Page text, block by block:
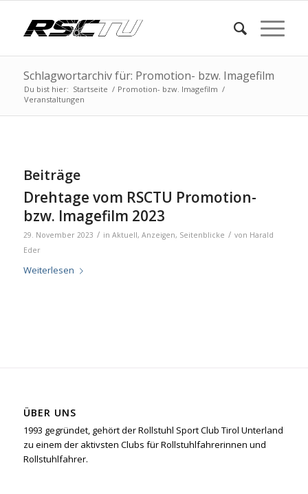
Schlagwortarchiv für: Promotion- bzw. Imagefilm
Du bist hier: Startseite / Promotion- bzw. Imagefilm /
Veranstaltungen
Beiträge
Drehtage vom RSCTU Promotion-
bzw. Imagefilm 2023
29. November 2023 / in Aktuell, Anzeigen, Seitenblicke / von Harald
Eder
Weiterlesen
ÜBER UNS
1993 gegründet, gehört der Rollstuhl Sport Club Tirol Unterland
zu einem der aktivsten Clubs für Rollstuhlfahrerinnen und
Rollstuhlfahrer.